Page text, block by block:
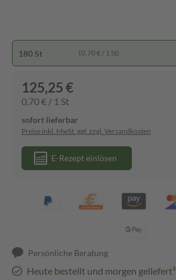
180 St (0,70 € / 1 St)
125,25 €
0,70 € / 1 St
sofort lieferbar
Preise inkl. MwSt. ggf. zzgl. Versandkosten
E-Rezept einlösen
Persönliche Beratung
Heute bestellt und morgen geliefert³